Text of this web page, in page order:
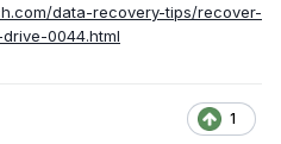
data-recovery-tips/recover-
0044.html
1